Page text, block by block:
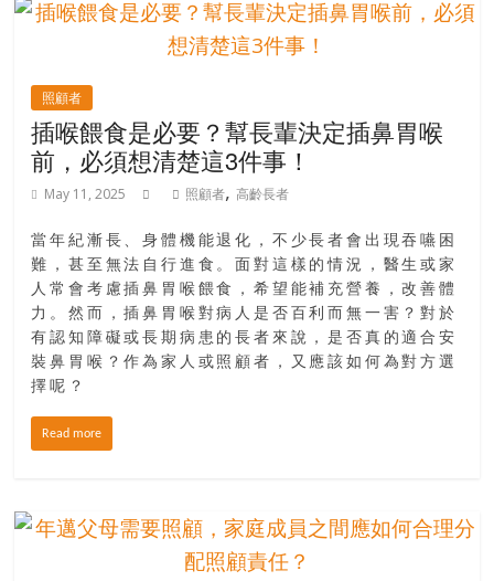
照顧者
插喉餵食是必要？幫長輩決定插鼻胃喉
前，必須想清楚這3件事！
May 11, 2025 照顧者,高齡長者
當年紀漸長、身體機能退化，不少長者會出現吞嚥困
難，甚至無法自行進食。面對這樣的情況，醫生或家
人常會考慮插鼻胃喉餵食，希望能補充營養，改善體
力。然而，插鼻胃喉對病人是否百利而無一害？對於
有認知障礙或長期病患的長者來說，是否真的適合安
裝鼻胃喉？作為家人或照顧者，又應該如何為對方選
擇呢？
Read more